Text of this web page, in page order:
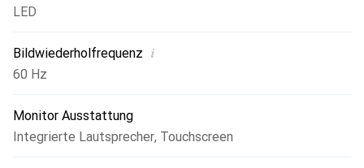
LED
Bildwiederholfrequenz i
60 Hz
Monitor Ausstattung
Integrierte Lautsprecher, Touchscreen